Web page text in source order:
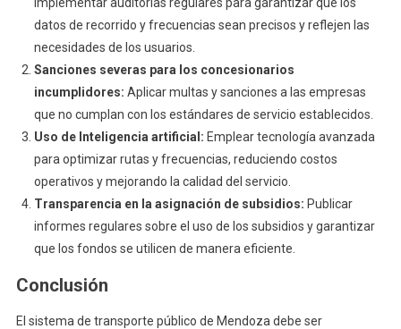
datos de recorrido y frecuencias sean precisos y reflejen las
necesidades de los usuarios.
Sanciones severas para los concesionarios
incumplidores: Aplicar multas y sanciones a las empresas
que no cumplan con los estándares de servicio establecidos.
Uso de Inteligencia artificial: Emplear tecnología avanzada
para optimizar rutas y frecuencias, reduciendo costos
operativos y mejorando la calidad del servicio.
Transparencia en la asignación de subsidios: Publicar
informes regulares sobre el uso de los subsidios y garantizar
que los fondos se utilicen de manera eficiente.
Conclusión
El sistema de transporte público de Mendoza debe ser